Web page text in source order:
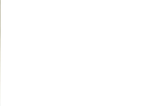
aus den
Gelben Enzians
den Wurzeln der